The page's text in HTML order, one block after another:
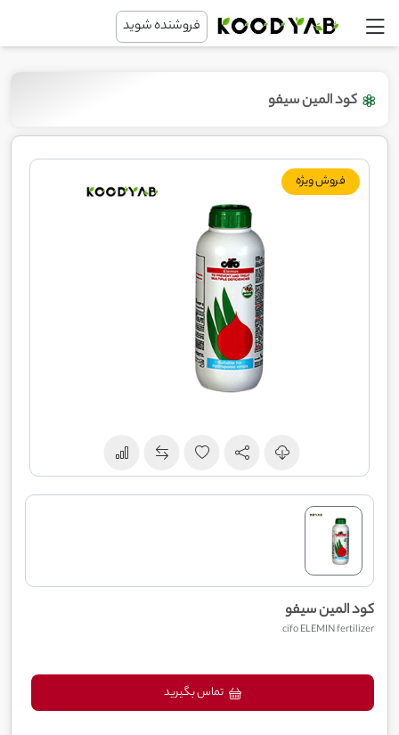
فروشنده شوید
کود المین سیفو
فروش ویژه
کود المین سیفو
cifo ELEMIN fertilizer